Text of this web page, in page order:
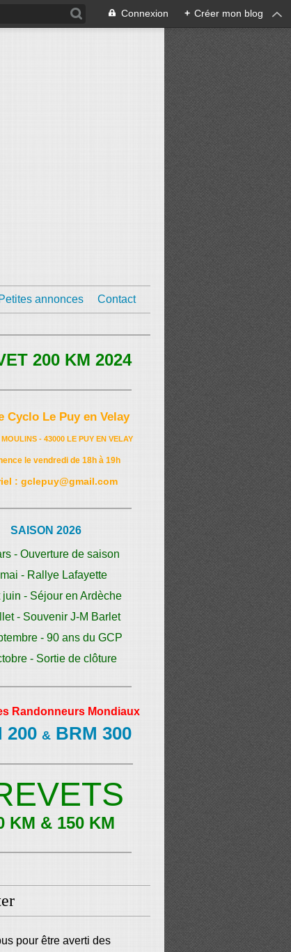
Connexion + Créer mon blog
Petites annonces Contact
200 KM 2024
Cyclo Le Puy en Velay
- 43000 LE PUY EN VELAY
le vendredi de 18h à 19h
: gclepuy@gmail.com
SAISON 2026
- Ouverture de saison
- Rallye Lafayette
juin - Séjour en Ardèche
- Souvenir J-M Barlet
- 90 ans du GCP
- Sortie de clôture
Randonneurs Mondiaux
200 &BRM 300
KM & 150 KM
pour être averti des